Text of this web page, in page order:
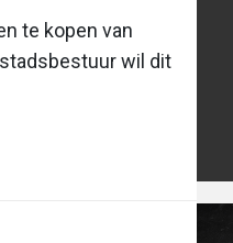
te kopen van
wil dit